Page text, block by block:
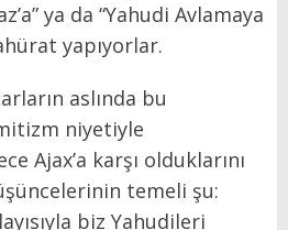
ya da “Yahudi Avlamaya
yapıyorlar.
aslında bu
niyetiyle
Ajax’a karşı olduklarını
temeli şu:
biz Yahudileri